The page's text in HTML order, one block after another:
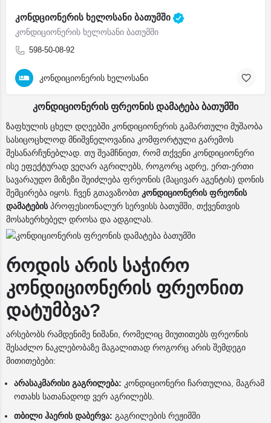
კონდციონერის ხელოსანი ბათუმში
კონდიციონერის ხელოსანი ბათუმში
598-50-08-92
კონდიციონერის ხელოსანი
კონდიციონერის ფრეონის დამატება ბათუმში
ზაფხულის ცხელ დღეებში კონდიციონერის გამართული მუშაობა
სასიცოცხლოდ მნიშვნელოვანია კომფორტული გარემოს
შესანარჩუნებლად. თუ შეამჩნიეთ, რომ თქვენი კონდიციონერი
ისე ეფექტურად ვეღარ აგრილებს, როგორც ადრე, ერთ-ერთი
სავარაუდო მიზეზი შეიძლება ფრეონის (მაცივარ აგენტის) დონის
შემცირება იყოს. ჩვენ გთავაზობთ კონდიციონერის ფრეონის
დამატებისპროფესიონალურ სერვისს ბათუმში, თქვენთვის
მოსახერხებელ დროსა და ადგილას.
როდის არის საჭირო
კონდიციონერის ფრეონით
დატუმბვა?
არსებობს რამდენიმე ნიშანი, რომელიც მიუთითებს ფრეონის
შესაძლო ნაკლებობაზე მაგალითად როგორც არის შემდეგი
მითითებები:
არასაკმარისი გაგრილება: კონდიციონერი ჩართულია, მაგრამ
ოთახს სათანადოდ ვერ აგრილებს.
თბილი ჰაერის დაბერვა: გაგრილების რეჟიმში